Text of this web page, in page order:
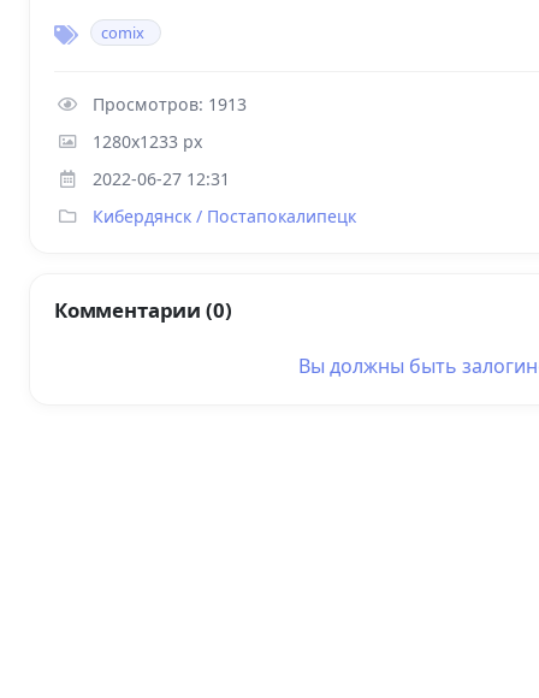
comix
Просмотров: 1913
1280x1233 px
2022-06-27 12:31
Кибердянск / Постапокалипецк
Комментарии (0)
Вы должны быть